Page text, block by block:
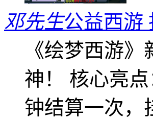
邓先生公益西游
《绘梦西游
神！ 核心亮
钟结算一次，